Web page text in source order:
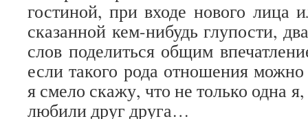
гостиной, при входе нового лица
сказанной кем-нибудь глупости,
слов поделиться общим
если такого рода отношения
я смело скажу, что не только одна
любили друг друга…